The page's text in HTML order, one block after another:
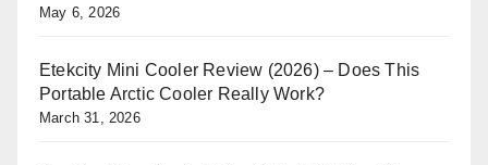
May 6, 2026
Etekcity Mini Cooler Review (2026) – Does This
Portable Arctic Cooler Really Work?
March 31, 2026